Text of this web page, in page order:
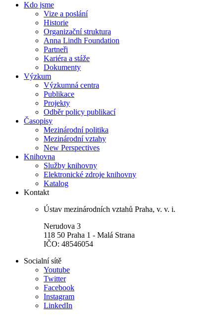
Kdo jsme
Vize a poslání
Historie
Organizační struktura
Anna Lindh Foundation
Partneři
Kariéra a stáže
Dokumenty
Výzkum
Výzkumná centra
Publikace
Projekty
Odběr policy publikací
Časopisy
Mezinárodní politika
Mezinárodní vztahy
New Perspectives
Knihovna
Služby knihovny
Elektronické zdroje knihovny
Katalog
Kontakt
Ústav mezinárodních vztahů Praha, v. v. i.
Nerudova 3
118 50 Praha 1 - Malá Strana
IČO: 48546054
Socialní sítě
Youtube
Twitter
Facebook
Instagram
LinkedIn